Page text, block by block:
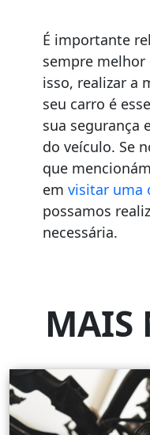
É importante
sempre melhor
isso, realizar a
seu carro é
sua segurança
do veículo. Se
que
emvisitar uma
possamos
necessária.
MAIS